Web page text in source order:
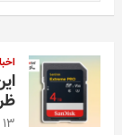
13 آوریل 2024